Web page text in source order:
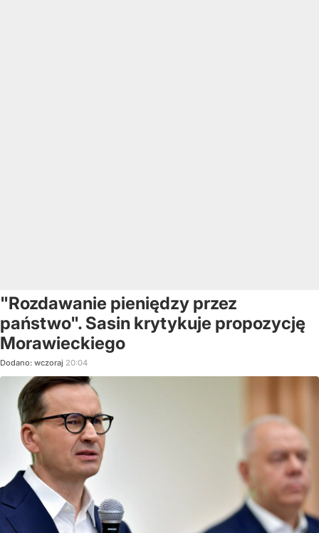
"Rozdawanie pieniędzy przez
państwo". Sasin krytykuje propozycję
Morawieckiego
Dodano: wczoraj 20:04